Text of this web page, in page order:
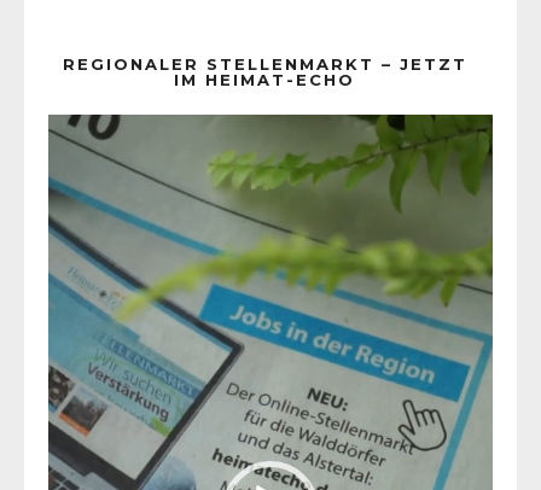
REGIONALER STELLENMARKT – JETZT
IM HEIMAT-ECHO
Player